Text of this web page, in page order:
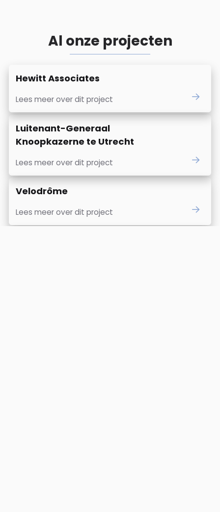
Al onze projecten
Hewitt Associates
Lees meer over dit project
Luitenant-Generaal
Knoopkazerne te Utrecht
Lees meer over dit project
Velodrôme
Lees meer over dit project